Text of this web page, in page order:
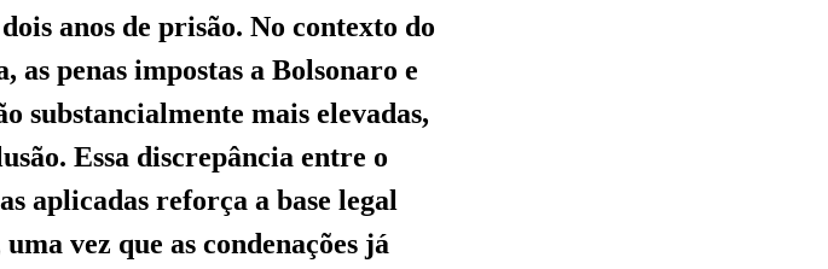
anos de prisão. No contexto do
as penas impostas a Bolsonaro e
substancialmente mais elevadas,
Essa discrepância entre o
aplicadas reforça a base legal
vez que as condenações já